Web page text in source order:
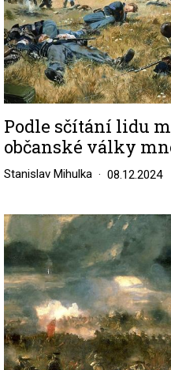
Podle sčítání lidu
občanské války
Stanislav Mihulka 08.12.2024
Image